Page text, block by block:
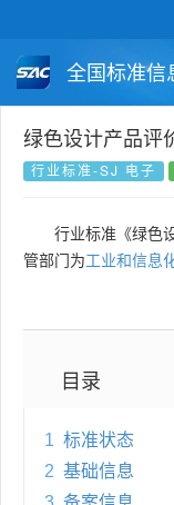
全国标准信
国家标准
国外标准
绿色设计产品评
行业标准-SJ 电子
行业标准《绿色
管部门为工业和信息
目录
1 标准状态
2 基础信息